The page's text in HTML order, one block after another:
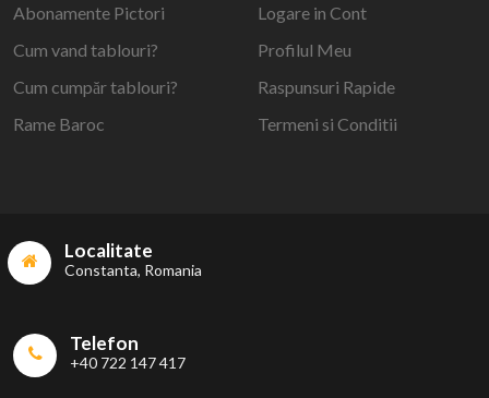
Abonamente Pictori
Cum vand tablouri?
Cum cumpăr tablouri?
Rame Baroc
Logare in Cont
Profilul Meu
Raspunsuri Rapide
Termeni si Conditii
Localitate
Constanta, Romania
Telefon
+40 722 147 417